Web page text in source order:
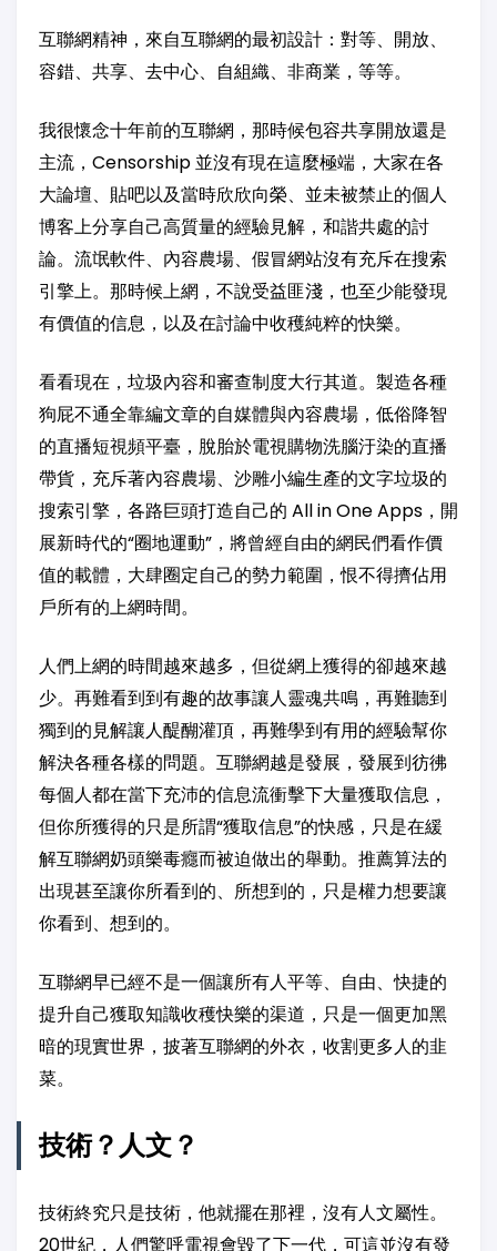
互聯網精神，來自互聯網的最初設計：對等、開放、
容錯、共享、去中心、自組織、非商業，等等。
我很懷念十年前的互聯網，那時候包容共享開放還是
主流，Censorship 並沒有現在這麼極端，大家在各
大論壇、貼吧以及當時欣欣向榮、並未被禁止的個人
博客上分享自己高質量的經驗見解，和諧共處的討
論。流氓軟件、內容農場、假冒網站沒有充斥在搜索
引擎上。那時候上網，不說受益匪淺，也至少能發現
有價值的信息，以及在討論中收穫純粹的快樂。
看看現在，垃圾內容和審查制度大行其道。製造各種
狗屁不通全靠編文章的自媒體與內容農場，低俗降智
的直播短視頻平臺，脫胎於電視購物洗腦汙染的直播
帶貨，充斥著內容農場、沙雕小編生產的文字垃圾的
搜索引擎，各路巨頭打造自己的 All in One Apps，開
展新時代的“圈地運動”，將曾經自由的網民們看作價
值的載體，大肆圈定自己的勢力範圍，恨不得擠佔用
戶所有的上網時間。
人們上網的時間越來越多，但從網上獲得的卻越來越
少。再難看到到有趣的故事讓人靈魂共鳴，再難聽到
獨到的見解讓人醍醐灌頂，再難學到有用的經驗幫你
解決各種各樣的問題。互聯網越是發展，發展到彷彿
每個人都在當下充沛的信息流衝擊下大量獲取信息，
但你所獲得的只是所謂“獲取信息”的快感，只是在緩
解互聯網奶頭樂毒癮而被迫做出的舉動。推薦算法的
出現甚至讓你所看到的、所想到的，只是權力想要讓
你看到、想到的。
互聯網早已經不是一個讓所有人平等、自由、快捷的
提升自己獲取知識收穫快樂的渠道，只是一個更加黑
暗的現實世界，披著互聯網的外衣，收割更多人的韭
菜。
技術？人文？
技術終究只是技術，他就擺在那裡，沒有人文屬性。
20世紀，人們驚呼電視會毀了下一代，可這並沒有發